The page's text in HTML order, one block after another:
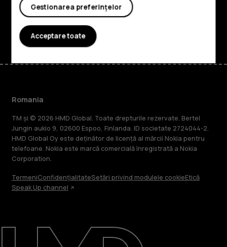
Despre
Repară, reutilizează, reciclează
Asistență
FacebookInstagram
TiktokYoutube
Romania
TM și © 2026 HMD Global. Toate drepturile rezervate. Bertel
Jungin aukio 9, 02600 Espoo, Finlanda. ID societate 2724044-2.
HMD Global Oy este deținător de licență al mărcii Nokia pentru
telefoane. Nokia este marcă comercială înregistrată a Nokia
Corporation.
TermeniConfidențialitateSetări privind modulele cookieEtică
Speak Up channel
Gestionarea preferințelor
Acceptare toate